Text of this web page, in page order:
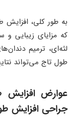
به طور کلی،
که مزایای زیبایی و
لثه‌ای، ترمیم
طول تاج می‌تواند
عوارض افزایش
جراحی افزایش